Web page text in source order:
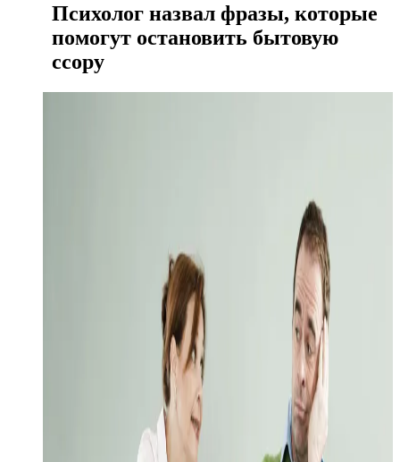
Психолог назвал фразы, которые
помогут остановить бытовую
ссору